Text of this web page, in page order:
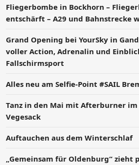
Fliegerbombe in Bockhorn –
entschärft – A29 und Bahnstrecke
Grand Opening bei YourSky in
voller Action, Adrenalin und
Fallschirmsport
Alles neu am Selfie-Point #SAIL
Tanz in den Mai mit Afterburner
Vegesack
Auftauchen aus dem Winterschlaf
„Gemeinsam für Oldenburg“ zieht